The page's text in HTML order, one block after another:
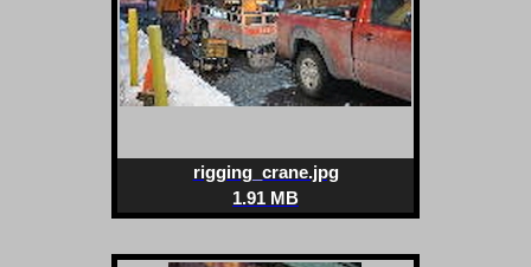
rigging_crane.jpg
1.91 MB